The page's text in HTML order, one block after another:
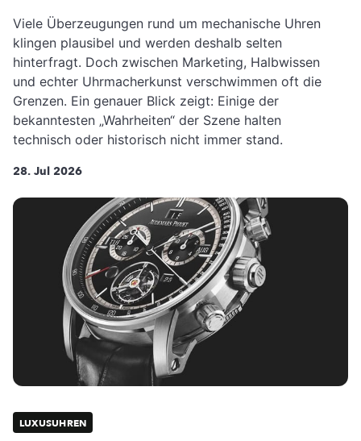
Viele Überzeugungen rund um mechanische Uhren
klingen plausibel und werden deshalb selten
hinterfragt. Doch zwischen Marketing, Halbwissen
und echter Uhrmacherkunst verschwimmen oft die
Grenzen. Ein genauer Blick zeigt: Einige der
bekanntesten „Wahrheiten“ der Szene halten
technisch oder historisch nicht immer stand.
28. Jul 2026
LUXUSUHREN